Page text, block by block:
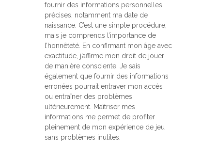
fournir des informations personnelles
précises, notamment ma date de
naissance. C’est une simple procédure,
mais je comprends l’importance de
l’honnêteté. En confirmant mon âge avec
exactitude, j’affirme mon droit de jouer
de manière consciente. Je sais
également que fournir des informations
erronées pourrait entraver mon accès
ou entraîner des problèmes
ultérieurement. Maîtriser mes
informations me permet de profiter
pleinement de mon expérience de jeu
sans problèmes inutiles.